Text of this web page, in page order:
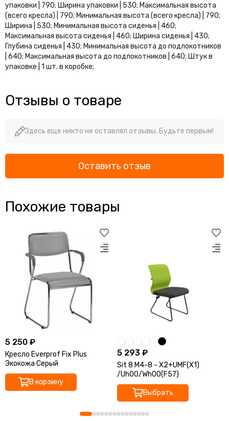
упаковки | 790; Ширина упаковки | 530; Максимальная высота
(всего кресла) | 790; Минимальная высота (всего кресла) | 790;
Ширина | 530; Минимальная высота сиденья | 460;
Максимальная высота сиденья | 460; Ширина сиденья | 430;
Глубина сиденья | 430; Минимальная высота до подлокотников
| 640; Максимальная высота до подлокотников | 640; Штук в
упаковке | 1 шт. в коробке;
Отзывы о товаре
Здесь еще никто не оставлял отзывы. Будьте первым!
Оставить отзыв
Похожие товары
5 250 ₽
Кресло Everprof Fix Plus
Экокожа Серый
В корзину
5 293 ₽
Sit 8 M4-8 - X2+UMF(X1)
/Uh00/Wh00(F57)
Выбрать